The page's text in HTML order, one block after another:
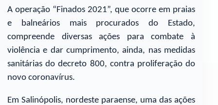
A operação “Finados 2021”, que ocorre em praias
e balneários mais procurados do Estado,
compreende diversas ações para combate à
violência e dar cumprimento, ainda, nas medidas
sanitárias do decreto 800, contra proliferação do
novo coronavírus.
Em Salinópolis, nordeste paraense, uma das ações